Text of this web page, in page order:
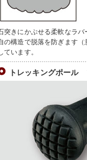
突きにかぶせる柔軟なラ
の構造で脱落を防ぎます
ています。
トレッキングポール